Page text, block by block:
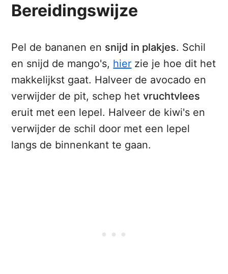
Bereidingswijze
Pel de bananen en snijd in plakjes. Schil
en snijd de mango's, hier zie je hoe dit het
makkelijkst gaat. Halveer de avocado en
verwijder de pit, schep hetvruchtvlees
eruit met een lepel. Halveer de kiwi's en
verwijder de schil door met een lepel
langs de binnenkant te gaan.